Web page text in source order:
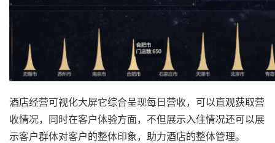
酒店经营可视化大屏它综合呈现每日营收，可以直观获取营
收情况，同时在客户体验方面，不但展示入住情况还可以展
示客户群体对客户的整体印象，助力酒店的整体管理。